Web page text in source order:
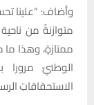
وأضاف: “علينا
متوازنةً من
ممتازةٍ، وهذا
الوطنيّ مرورا
الاستحقاقاتِ